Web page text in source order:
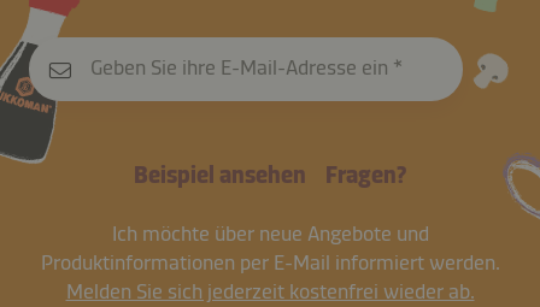
Geben Sie ihre E-Mail-Adresse ein
Beispiel ansehen Fragen?
Ich möchte über neue Angebote und
Produktinformationen per E-Mail informiert werden.
Melden Sie sich jederzeit kostenfrei wieder ab.